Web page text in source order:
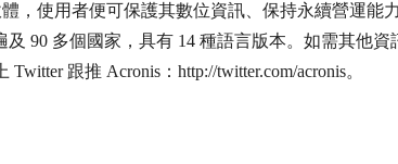
，使用者便可保護其數位資訊、保持永續營運能
及 90 多個國家，具有 14 種語言版本。如需其他資
Twitter 跟推 Acronis：http://twitter.com/acronis。